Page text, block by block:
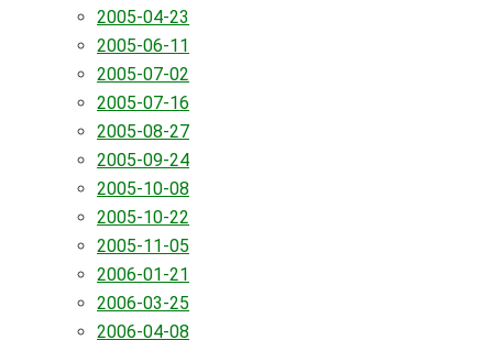
2005-04-23
2005-06-11
2005-07-02
2005-07-16
2005-08-27
2005-09-24
2005-10-08
2005-10-22
2005-11-05
2006-01-21
2006-03-25
2006-04-08